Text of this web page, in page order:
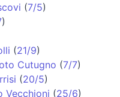
(7/5)
)
(21/9)
Cutugno (7/7)
(20/5)
Vecchioni (25/6)